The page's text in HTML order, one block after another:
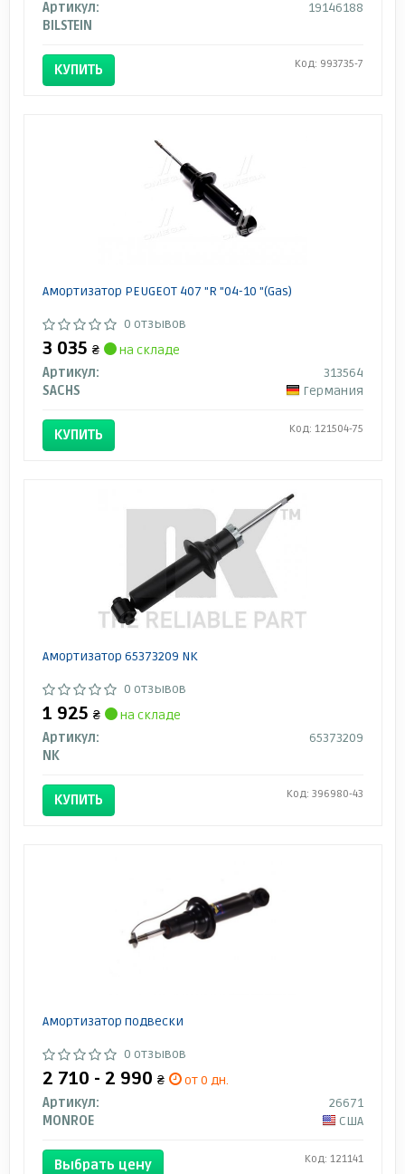
Артикул:
19146188
BILSTEIN
КУПИТЬ Код: 993735-7
Амортизатор PEUGEOT 407 "R "04-10 "(Gas)
0 отзывов
3 035 ₴
на складе
Артикул:
313564
SACHS
Германия
КУПИТЬ Код: 121504-75
Амортизатор 65373209 NK
0 отзывов
1 925 ₴
на складе
Артикул:
65373209
NK
КУПИТЬ Код: 396980-43
Амортизатор подвески
0 отзывов
2 710 - 2 990 ₴
от 0 дн.
Артикул:
26671
MONROE
США
Выбрать цену Код: 121141